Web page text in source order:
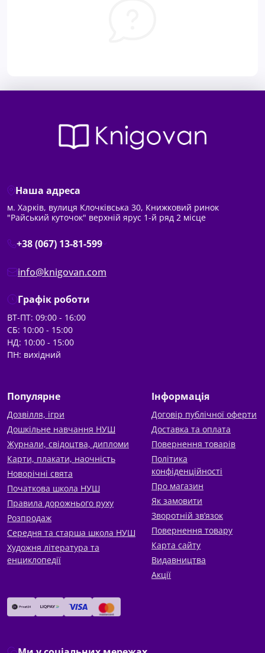
Наша адреса
м. Харків, вулиця Клочківська 30, Книжковий ринок
"Райський куточок" верхній ярус 1-й ряд 2 місце
+38 (067) 13-81-599
info@knigovan.com
Графік роботи
ВТ-ПТ: 09:00 - 16:00
СБ: 10:00 - 15:00
НД: 10:00 - 15:00
ПН: вихідний
Популярне
Дозвілля, ігри
Дошкільне навчання НУШ
Журнали, свідоцтва, дипломи
Карти, плакати, наочність
Новорічні свята
Початкова школа НУШ
Правила дорожнього руху
Розпродаж
Середня та старша школа НУШ
Художня література та
енциклопедії
Інформація
Договір публічної оферти
Доставка та оплата
Повернення товарів
Політика
конфіденційності
Про магазин
Як замовити
Зворотній зв’язок
Повернення товару
Карта сайту
Видавництва
Акції